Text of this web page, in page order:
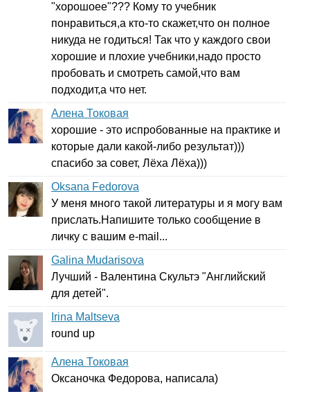
"хорошоее"??? Кому то учебник
понравиться,а кто-то скажет,что он полное
никуда не годиться! Так что у каждого свои
хорошие и плохие учебники,надо просто
пробовать и смотреть самой,что вам
подходит,а что нет.
Алена Токовая
хорошие - это испробованные на практике и
которые дали какой-либо результат)))
спасибо за совет, Лёха Лёха)))
Oksana Fedorova
У меня много такой литературы и я могу вам
прислать.Напишите только сообщение в
личку с вашим e-mail ...
Galina Mudarisova
Лучший - Валентина Скультэ "Английский
для детей".
Irina Maltseva
round up
Алена Токовая
Оксаночка Федорова, написала)